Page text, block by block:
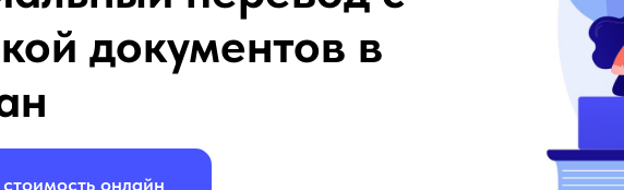
документов в
стоимость онлайн